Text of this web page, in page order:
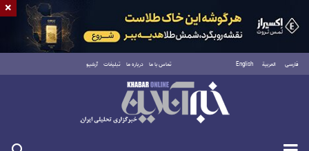
فارسی العربية English تماس با ما درباره ما تبلیغات آرشیو
پنجشنبه ۱۵ مرداد ۱۴۰۵
×